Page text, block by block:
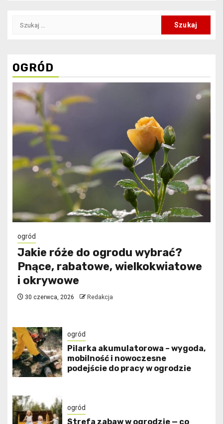
Szukaj:
OGRÓD
ogród
Jakie róże do ogrodu wybrać?
Pnące, rabatowe, wielkokwiatowe
i okrywowe
30 czerwca, 2026 Redakcja
ogród
Pilarka akumulatorowa – wygoda,
mobilność i nowoczesne
podejście do pracy w ogrodzie
ogród
Strefa zabaw w ogrodzie — co